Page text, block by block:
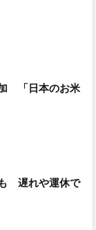
「日本のお米
遅れや運休で